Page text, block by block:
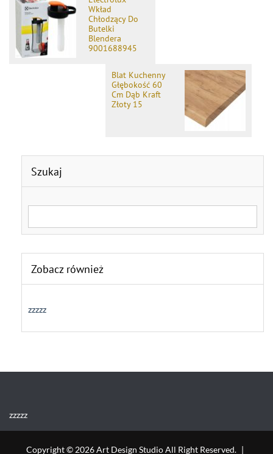
Wkład
Chłodzący Do
Butelki
Blendera
9001688945
Blat Kuchenny
Głębokość 60
Cm Dąb Kraft
Złoty 15
Szukaj
Zobacz również
zzzzz
zzzzz
Copyright © 2026 Art Design Studio All Right Reserved. |